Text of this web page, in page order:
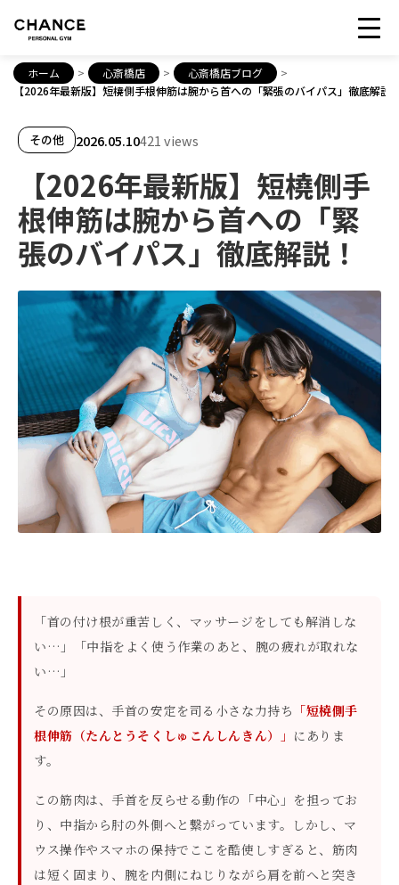
ホーム > 心斎橋店 > 心斎橋店ブログ
>
【2026年最新版】短橈側手根伸筋は腕から首への「緊張のバイパス」徹底解説
その他 2026.05.10421 views
【2026年最新版】短橈側手
根伸筋は腕から首への「緊
張のバイパス」徹底解説！
「首の付け根が重苦しく、マッサージをしても解消しな
い…」「中指をよく使う作業のあと、腕の疲れが取れな
い…」
その原因は、手首の安定を司る小さな力持ち 「短橈側手
根伸筋（たんとうそくしゅこんしんきん）」 にありま
す。
この筋肉は、手首を反らせる動作の「中心」を担ってお
り、中指から肘の外側へと繋がっています。しかし、マ
ウス操作やスマホの保持でここを酷使しすぎると、筋肉
は短く固まり、腕を内側にねじりながら肩を前へと突き